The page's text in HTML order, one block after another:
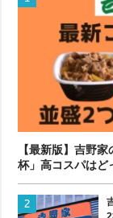
【最新版】吉野
杯」高コスパはど